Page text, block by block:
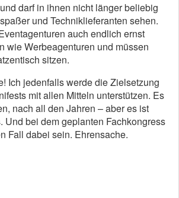
darf in ihnen nicht länger beliebig
und Techniklieferanten sehen.
auch endlich ernst
wie Werbeagenturen und müssen
sitzen.
Ich jedenfalls werde die Zielsetzung
mit allen Mitteln unterstützen. Es
nach all den Jahren – aber es ist
Und bei dem geplanten Fachkongress
Fall dabei sein. Ehrensache.